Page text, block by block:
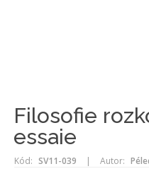
Filosofie
essaie
Kód: SV11-039 | Autor: